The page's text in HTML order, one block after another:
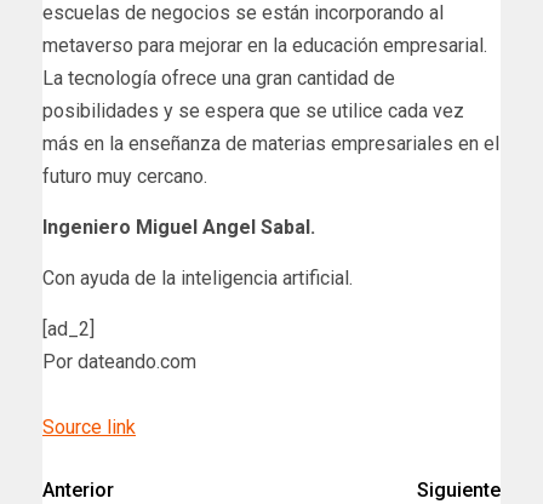
escuelas de negocios se están incorporando al
metaverso para mejorar en la educación empresarial.
La tecnología ofrece una gran cantidad de
posibilidades y se espera que se utilice cada vez
más en la enseñanza de materias empresariales en el
futuro muy cercano.
Ingeniero Miguel Angel Sabal.
Con ayuda de la inteligencia artificial.
[ad_2]
Por dateando.com
Source link
Anterior
Siguiente